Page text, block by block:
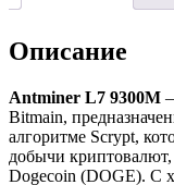
Описание
Antminer L7 9300M
Bitmain,
алгоритме Scrypt,
добычи
Dogecoin (DOGE). С